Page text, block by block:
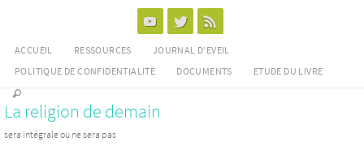
contenu
ACCUEIL RESSOURCES
JOURNAL D’ÉVEIL
POLITIQUE DE CONFIDENTIALITÉ
DOCUMENTS ETUDE DU LIVRE
La religion de demain
sera intégrale ou ne sera pas